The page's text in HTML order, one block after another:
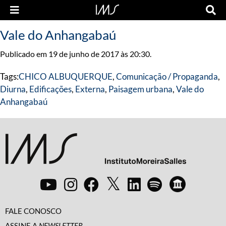
Vale do Anhangabaú
Publicado em 19 de junho de 2017 às 20:30.
Tags:CHICO ALBUQUERQUE,Comunicação / Propaganda,
Diurna, Edificações, Externa, Paisagem urbana,Vale do
Anhangabaú
FALE CONOSCO